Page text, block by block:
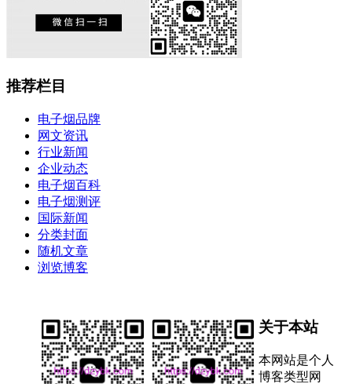
推荐栏目
电子烟品牌
网文资讯
行业新闻
企业动态
电子烟百科
电子烟测评
国际新闻
分类封面
随机文章
浏览博客
关于本站
本网站是个人
博客类型网